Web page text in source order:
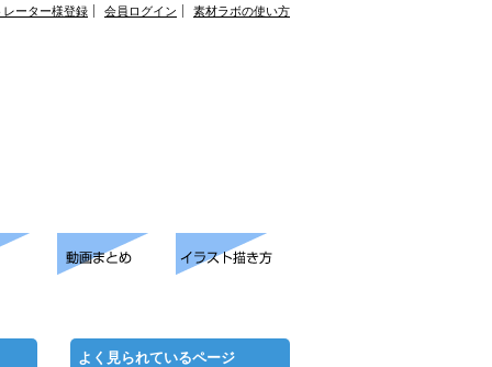
レーター様登録 会員ログイン 素材ラボの使い方
よく見られているページ